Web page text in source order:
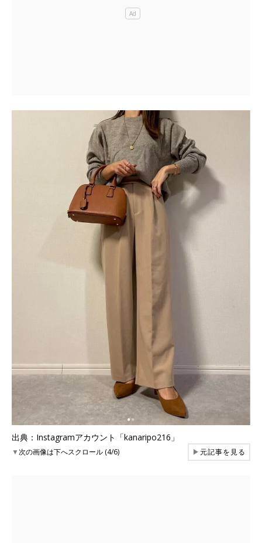
出典：Instagramアカウント「kanaripo216」
▼次の画像は下へスクロール (4/6) ▶元記事を見る